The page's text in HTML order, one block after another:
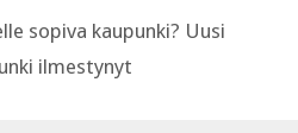
sopiva kaupunki? Uusi
ilmestynyt